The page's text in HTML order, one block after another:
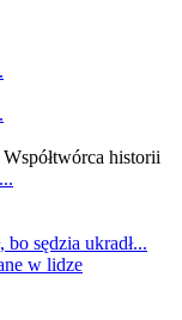
historii
sędzia ukradł...
w lidze